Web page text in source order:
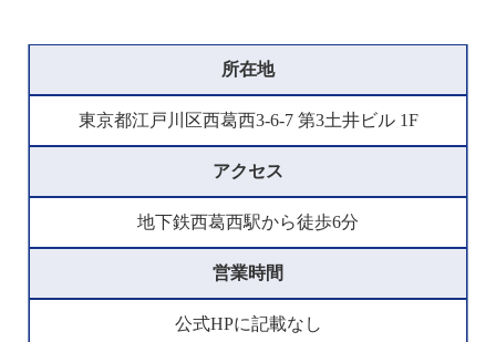
所在地
東京都江戸川区西葛西3-6-7 第3土井ビル 1F
アクセス
地下鉄西葛西駅から徒歩6分
営業時間
公式HPに記載なし